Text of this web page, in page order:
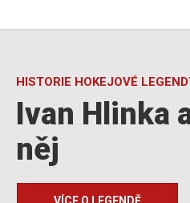
HISTORIE HOKEJOVÉ
Ivan Hlinka
něj